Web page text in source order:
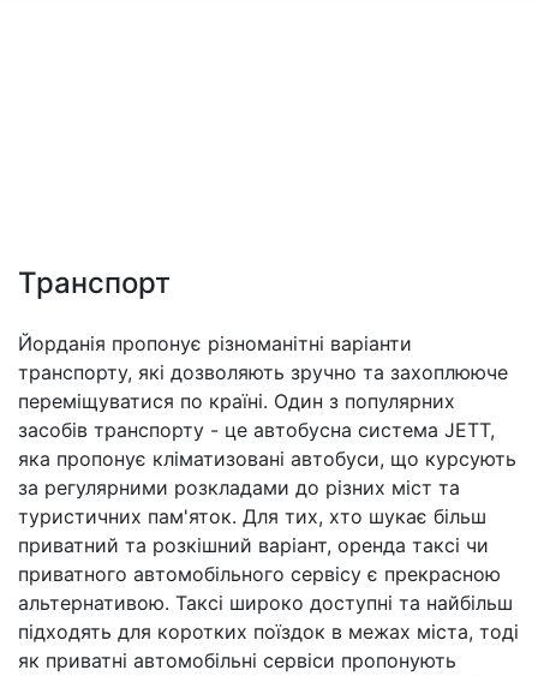
Транспорт
Йорданія пропонує різноманітні варіанти
транспорту, які дозволяють зручно та захоплююче
переміщуватися по країні. Один з популярних
засобів транспорту - це автобусна система JETT,
яка пропонує кліматизовані автобуси, що курсують
за регулярними розкладами до різних міст та
туристичних пам'яток. Для тих, хто шукає більш
приватний та розкішний варіант, оренда таксі чи
приватного автомобільного сервісу є прекрасною
альтернативою. Таксі широко доступні та найбільш
підходять для коротких поїздок в межах міста, тоді
як приватні автомобільні сервіси пропонують